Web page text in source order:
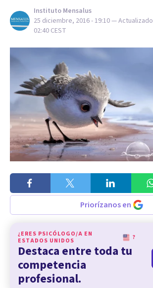
Instituto Mensalus
25 diciembre, 2016 - 19:10— Actualizado
02:40 CEST
Priorízanos en
¿ERES PSICÓLOGO/A EN
ESTADOS UNIDOS
?
Destaca entre toda tu
competencia
profesional.